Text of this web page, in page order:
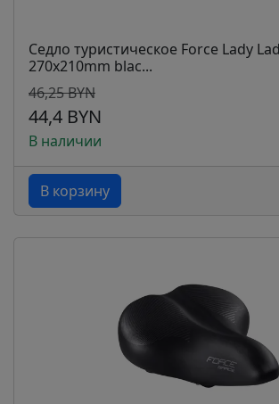
Седло туристическое Force Lady
270x210mm blac...
46,25 BYN
44,4 BYN
В наличии
В корзину